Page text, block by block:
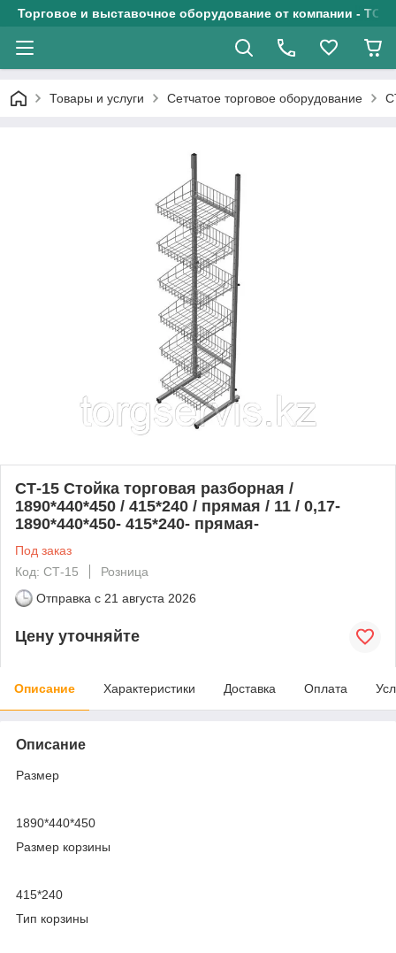
Торговое и выставочное оборудование от компании - ТОО
Товары и услуги Сетчатое торговое оборудование
СТ-15 Стойка торговая разборная /
1890*440*450 / 415*240 / прямая / 11 / 0,17-
1890*440*450- 415*240- прямая-
Под заказ
Код: СТ-15
Розница
Отправка с 21 августа 2026
Цену уточняйте
Описание Характеристики Доставка Оплата
Описание
Размер
1890*440*450
Размер корзины
415*240
Тип корзины